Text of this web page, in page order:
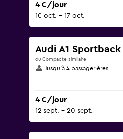
4 €/jour
10 oct. - 17 oct.
Audi A1 Sportback
ou Compacte similaire
Jusqu’à 4 passager·ères
4 €/jour
12 sept. - 20 sept.